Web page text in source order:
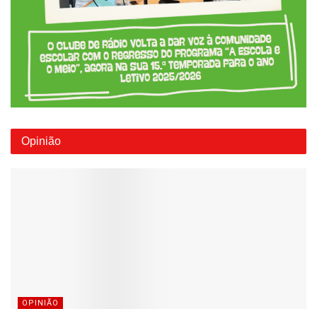
Opinião
OPINIÃO